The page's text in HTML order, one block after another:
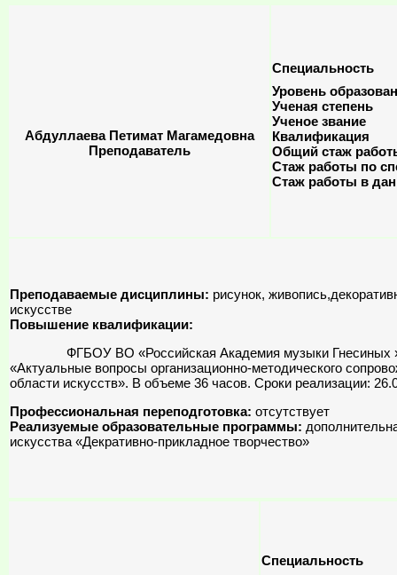
Абдуллаева Петимат Магамедовна
Преподаватель
Специальность
Уровень
Ученая степень
Ученое звание
Квалификация
Общий стаж
Стаж работы по
Стаж работы в
Преподаваемые дисциплины: рисунок,
искусстве
Повышение квалификации:
ФГБОУ ВО «Российская Академия музыки Гнесиных » по
«Актуальные вопросы организационно-методического
области искусств». В объеме 36 часов. Сроки реализации:
Профессиональная переподготовка: отсутствует
Реализуемые образовательные программы:
искусства «Декративно-прикладное творчество»
Специальность